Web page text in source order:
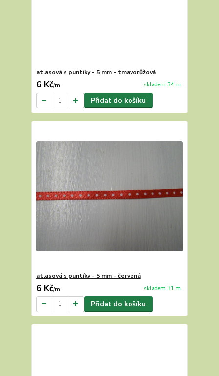
atlasová s puntíky - 5 mm - tmavorůžová
6 Kč/m skladem 34 m
Přidat do košíku
atlasová s puntíky - 5 mm - červená
6 Kč/m skladem 31 m
Přidat do košíku